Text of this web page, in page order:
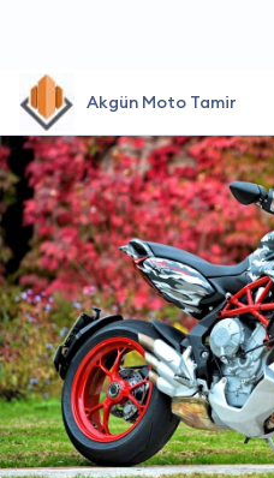
Akgün Moto Tamir